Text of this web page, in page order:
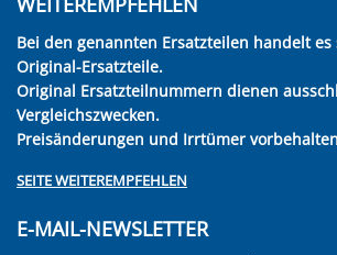
Bei den genannten Ersatzteilen handelt
Original-Ersatzteile.
Original Ersatzteilnummern dienen
Vergleichszwecken.
Preisänderungen und Irrtümer
SEITE WEITEREMPFEHLEN
E-MAIL-NEWSLETTER